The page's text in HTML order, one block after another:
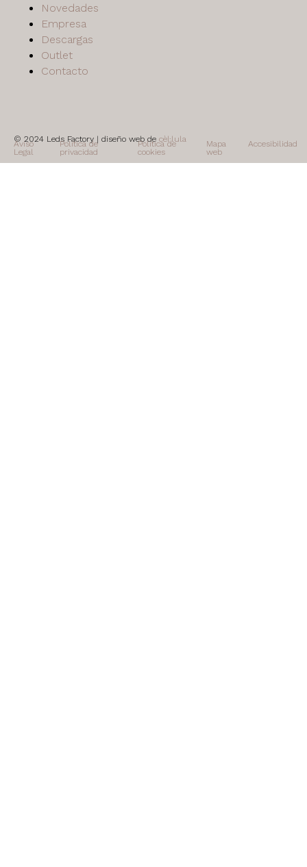
Novedades
Empresa
Descargas
Outlet
Contacto
© 2024 Leds Factory | diseño web de cèl·lula
Aviso
Legal
Política de
privacidad
Política de
cookies
Mapa
web
Accesibilidad